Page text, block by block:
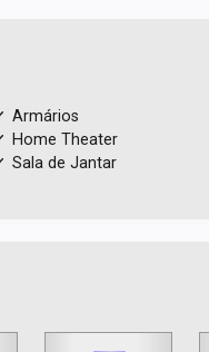
Armários
Home Theater
Sala de Jantar